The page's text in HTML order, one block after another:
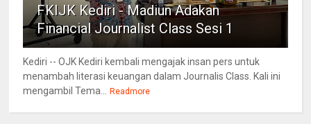
FKIJK Kediri - Madiun Adakan
Financial Journalist Class Sesi 1
Kediri -- OJK Kediri kembali mengajak insan pers untuk
menambah literasi keuangan dalam Journalis Class. Kali ini
mengambil Tema...
Readmore